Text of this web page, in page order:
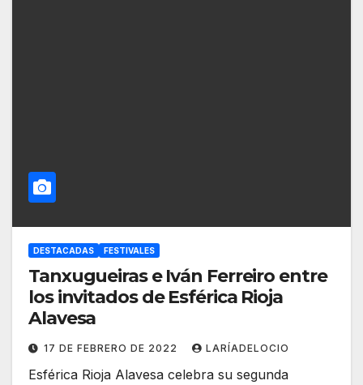
DESTACADAS FESTIVALES
Tanxugueiras e Iván Ferreiro entre
los invitados de Esférica Rioja
Alavesa
17 DE FEBRERO DE 2022 LARÍADELOCIO
Esférica Rioja Alavesa celebra su segunda